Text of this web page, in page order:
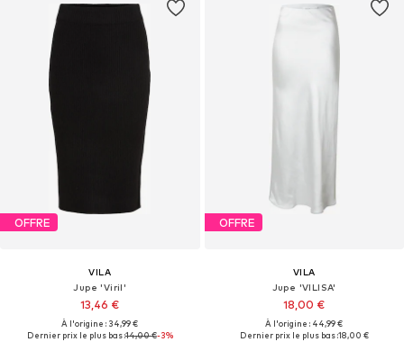
OFFRE
VILA
Jupe 'Viril'
13,46 €
À l'origine : 34,99 €
Dernier prix le plus bas :14,00 €-3%
OFFRE
VILA
Jupe 'VILISA'
18,00 €
À l'origine : 44,99 €
Dernier prix le plus bas :18,00 €